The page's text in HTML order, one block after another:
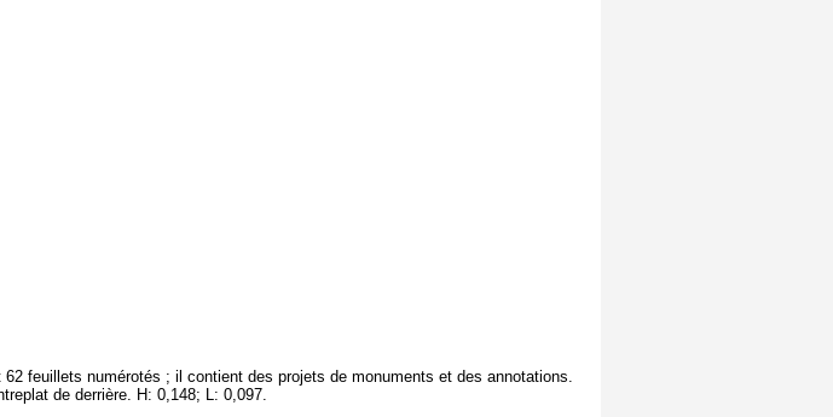
feuillets numérotés ; il contient des projets de monuments et des annotations.
de derrière. H: 0,148; L: 0,097.